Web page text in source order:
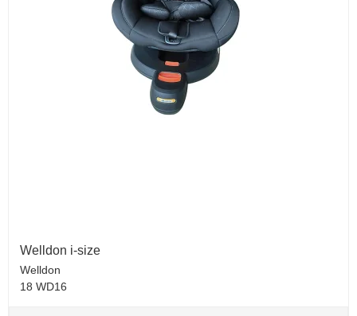
Welldon i-size
Welldon
18 WD16